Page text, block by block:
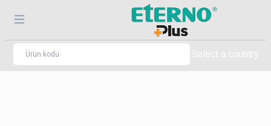
Select a country